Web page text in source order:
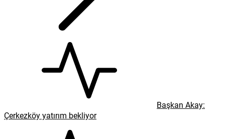
Başkan Akay:
Çerkezköy yatırım bekliyor